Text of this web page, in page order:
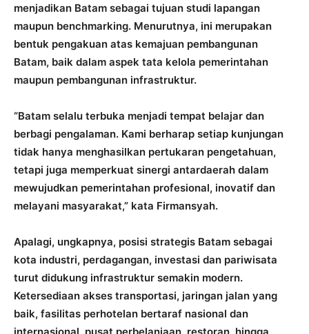
menjadikan Batam sebagai tujuan studi lapangan
maupun benchmarking. Menurutnya, ini merupakan
bentuk pengakuan atas kemajuan pembangunan
Batam, baik dalam aspek tata kelola pemerintahan
maupun pembangunan infrastruktur.
“Batam selalu terbuka menjadi tempat belajar dan
berbagi pengalaman. Kami berharap setiap kunjungan
tidak hanya menghasilkan pertukaran pengetahuan,
tetapi juga memperkuat sinergi antardaerah dalam
mewujudkan pemerintahan profesional, inovatif dan
melayani masyarakat,” kata Firmansyah.
Apalagi, ungkapnya, posisi strategis Batam sebagai
kota industri, perdagangan, investasi dan pariwisata
turut didukung infrastruktur semakin modern.
Ketersediaan akses transportasi, jaringan jalan yang
baik, fasilitas perhotelan bertaraf nasional dan